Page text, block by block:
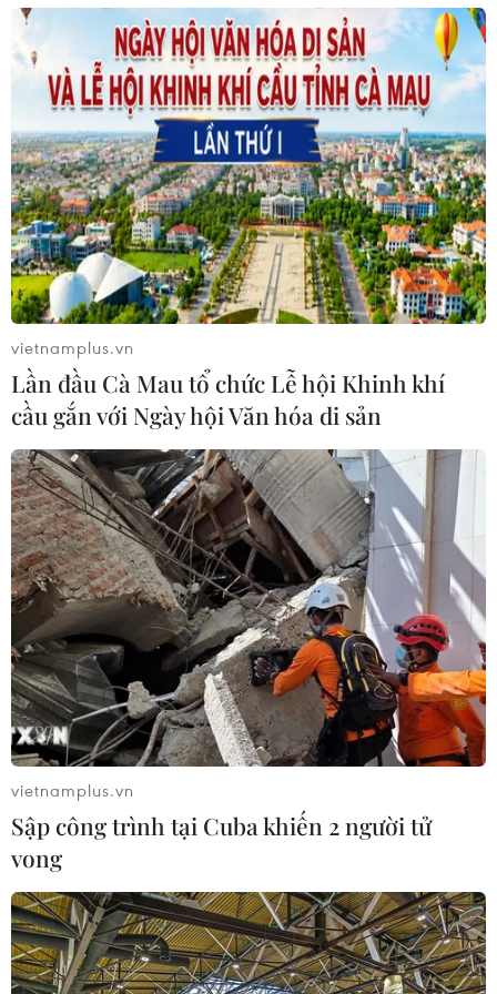
Mô hình chống dịch COVID-19 của Israel
trước làn sóng Omicron
11/01/2022 14:57
Israel hiện đang đối mặt với số ca mắc COVID-19 cao
chưa từng có do biến thể Omicron, với hơn 37.887 ca
mắc mới ghi nhận ngày 11/1, mức cao nhất từ trước tới
nay.
Nhiều nước châu Âu ghi nhận số ca mắc
vietnamplus.vn
Lần đầu Cà Mau tổ chức Lễ hội Khinh khí
cầu gắn với Ngày hội Văn hóa di sản
vietnamplus.vn
Sập công trình tại Cuba khiến 2 người tử
vong